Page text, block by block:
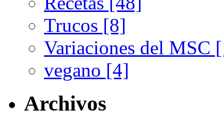
Trucos [8]
Variaciones del MSC
vegano [4]
Archivos